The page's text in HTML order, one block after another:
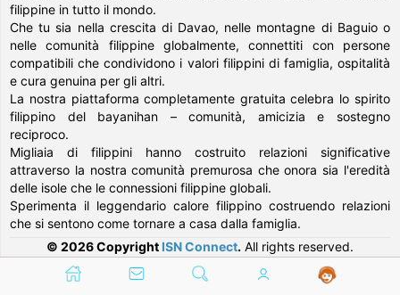
filippine in tutto il mondo.
Che tu sia nella crescita di Davao, nelle montagne di Baguio o
nelle comunità filippine globalmente, connettiti con persone
compatibili che condividono i valori filippini di famiglia, ospitalità
e cura genuina per gli altri.
La nostra piattaforma completamente gratuita celebra lo spirito
filippino del bayanihan – comunità, amicizia e sostegno
reciproco.
Migliaia di filippini hanno costruito relazioni significative
attraverso la nostra comunità premurosa che onora sia l'eredità
delle isole che le connessioni filippine globali.
Sperimenta il leggendario calore filippino costruendo relazioni
che si sentono come tornare a casa dalla famiglia.
© 2026 Copyright ISN Connect. All rights reserved.